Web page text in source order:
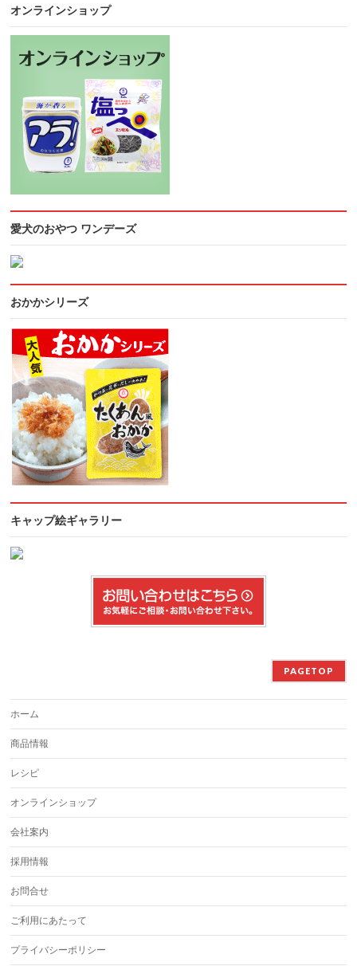
オンラインショップ
愛犬のおやつ ワンデーズ
おかかシリーズ
キャップ絵ギャラリー
PAGETOP
ホーム
商品情報
レシピ
オンラインショップ
会社案内
採用情報
お問合せ
ご利用にあたって
プライバシーポリシー